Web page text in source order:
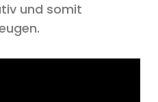
und somit